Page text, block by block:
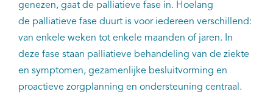
genezen, gaat de palliatieve fase in. Hoelang
de palliatieve fase duurt is voor iedereen verschillend:
van enkele weken tot enkele maanden of jaren. In
deze fase staan palliatieve behandeling van de ziekte
en symptomen, gezamenlijke besluitvorming en
proactieve zorgplanning en ondersteuning centraal.